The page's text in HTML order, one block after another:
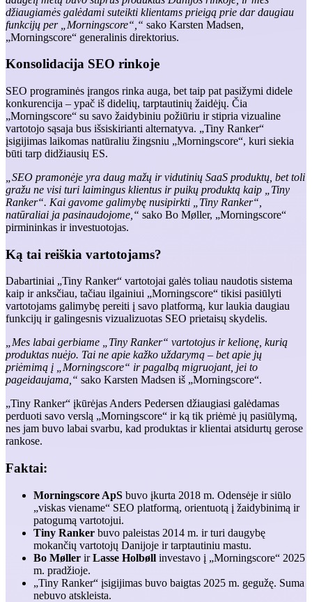
džiaugiamės galėdami suteikti klientams prieigą prie dar daugiau
funkcijų per „Morningscore“,“ sako Karsten Madsen,
„Morningscore“ generalinis direktorius.
Konsolidacija SEO rinkoje
SEO programinės įrangos rinka auga, bet taip pat pasižymi didele
konkurencija – ypač iš didelių, tarptautinių žaidėjų. Čia
„Morningscore“ su savo žaidybiniu požiūriu ir stipria vizualine
vartotojo sąsaja bus išsiskirianti alternatyva. „Tiny Ranker“
įsigijimas laikomas natūraliu žingsniu „Morningscore“, kuri siekia
būti tarp didžiausių ES.
„SEO pramonėje yra daug mažų ir vidutinių SaaS produktų, bet toli
gražu ne visi turi laimingus klientus ir puikų produktą kaip „Tiny
Ranker“. Kai gavome galimybę nusipirkti „Tiny Ranker“,
natūraliai ja pasinaudojome,“ sako Bo Møller, „Morningscore“
pirmininkas ir investuotojas.
Ką tai reiškia vartotojams?
Dabartiniai „Tiny Ranker“ vartotojai galės toliau naudotis sistema
kaip ir anksčiau, tačiau ilgainiui „Morningscore“ tikisi pasiūlyti
vartotojams galimybę pereiti į savo platformą, kur laukia daugiau
funkcijų ir galingesnis vizualizuotas SEO prietaisų skydelis.
„Mes labai gerbiame „Tiny Ranker“ vartotojus ir kelionę, kurią
produktas nuėjo. Tai ne apie kažko uždarymą – bet apie jų
priėmimą į „Morningscore“ ir pagalbą migruojant, jei to
pageidaujama,“ sako Karsten Madsen iš „Morningscore“.
„Tiny Ranker“ įkūrėjas Anders Pedersen džiaugiasi galėdamas
perduoti savo verslą „Morningscore“ ir ką tik priėmė jų pasiūlymą,
nes jam buvo labai svarbu, kad produktas ir klientai atsidurtų gerose
rankose.
Faktai:
Morningscore ApS buvo įkurta 2018 m. Odensėje ir siūlo
„viskas viename“ SEO platformą, orientuotą į žaidybinimą ir
patogumą vartotojui.
Tiny Ranker buvo paleistas 2014 m. ir turi daugybę
mokančių vartotojų Danijoje ir tarptautiniu mastu.
Bo Møller irLasse Holbøll investavo į „Morningscore“ 2025
m. pradžioje.
„Tiny Ranker“ įsigijimas buvo baigtas 2025 m. gegužę. Suma
nebuvo atskleista.